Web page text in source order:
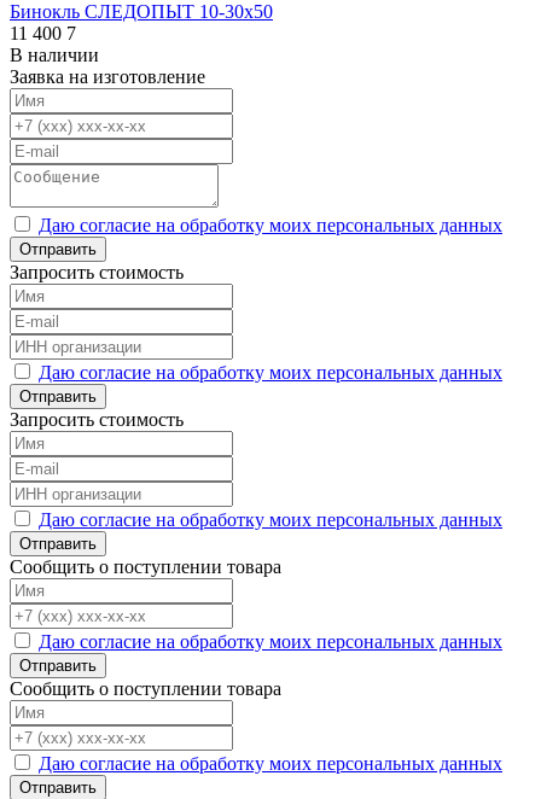
Бинокль СЛЕДОПЫТ 10-30х50
11 400 7
В наличии
Заявка на изготовление
Даю согласие на обработку моих персональных данных
Отправить
Запросить стоимость
Даю согласие на обработку моих персональных данных
Отправить
Запросить стоимость
Даю согласие на обработку моих персональных данных
Отправить
Сообщить о поступлении товара
Даю согласие на обработку моих персональных данных
Отправить
Сообщить о поступлении товара
Даю согласие на обработку моих персональных данных
Отправить